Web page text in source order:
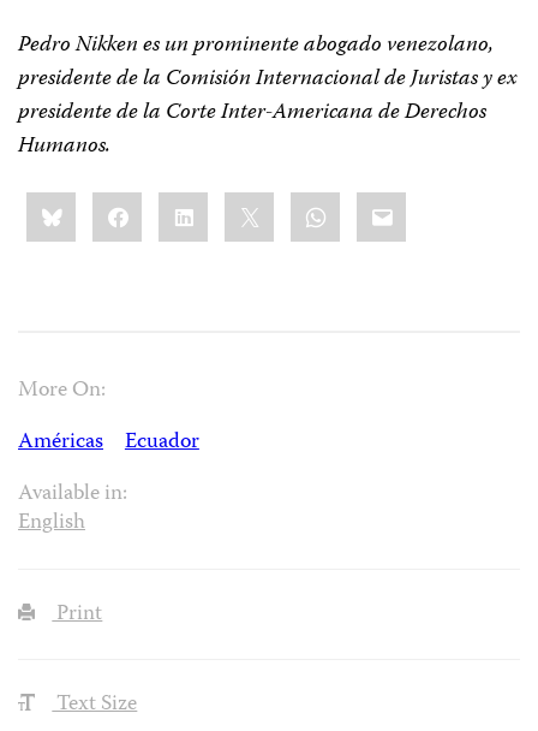
Pedro Nikken es un prominente abogado venezolano,
presidente de la Comisión Internacional de Juristas y ex
presidente de la Corte Inter-Americana de Derechos
Humanos.
Share
this:BlueskyFacebookLinkedIn WhatsApp
Email
More On:
Américas
Ecuador
Available in:
English
Print
Text Size